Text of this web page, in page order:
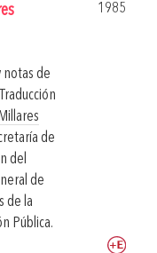
1985
notas de
Traducción
de
del
de
de la
Pública.